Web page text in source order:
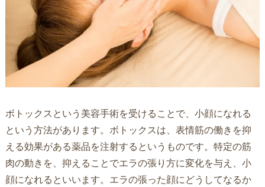
ボトックスという美容手術を受けることで、小顔になれる
という方法があります。ボトックスは、表情筋の働きを抑
える効果がある薬品を注射するというものです。特定の筋
肉の動きを、抑えることでエラの張り方に変化を与え、小
顔になれるといいます。エラの張った顔にどうしてなるか